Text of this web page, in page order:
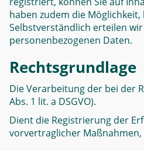
haben zudem die
Selbstverständlich erteilen
personenbezogenen Daten.
Rechtsgrundlage
Die Verarbeitung der bei der
Abs. 1 lit. a DSGVO).
Dient die Registrierung der
vorvertraglicher Maßnahmen,